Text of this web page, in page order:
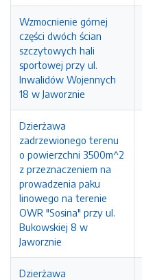
Wzmocnienie górnej
części dwóch ścian
szczytowych hali
sportowej przy ul.
Inwalidów Wojennych
18 w Jaworznie
Dzierżawa
zadrzewionego terenu
o powierzchni 3500m^2
z przeznaczeniem na
prowadzenia paku
linowego na terenie
OWR "Sosina" przy ul.
Bukowskiej 8 w
Jaworznie
Dzierżawa